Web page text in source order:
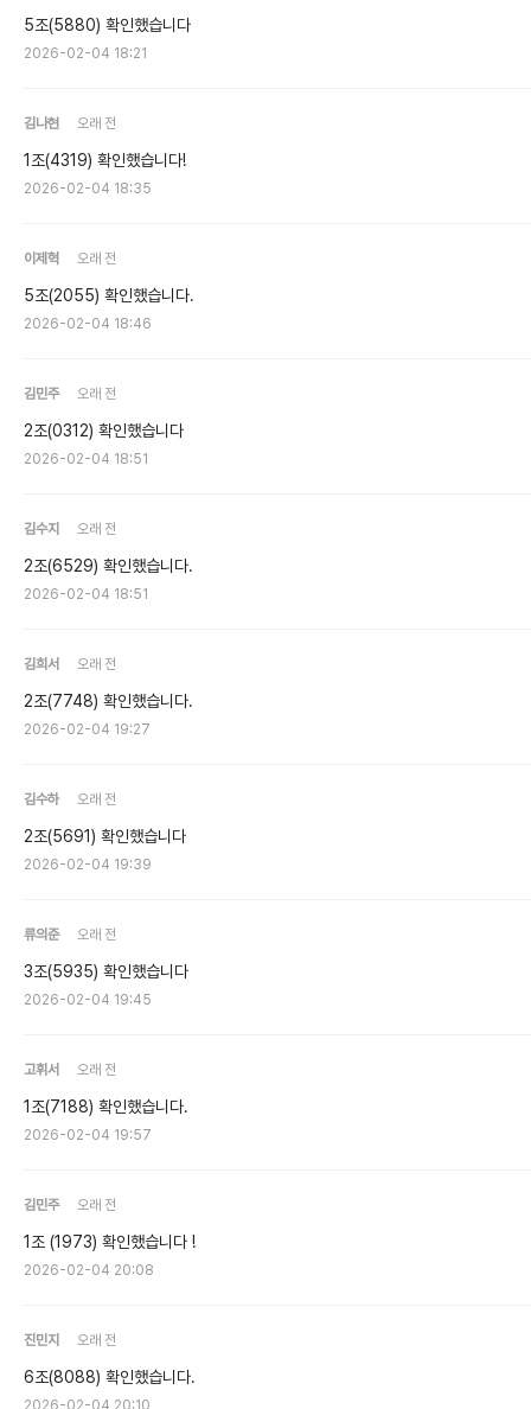
5조(5880) 확인했습니다
2026-02-04 18:21
김나현 오래 전
1조(4319) 확인했습니다!
2026-02-04 18:35
이제혁 오래 전
5조(2055) 확인했습니다.
2026-02-04 18:46
김민주 오래 전
2조(0312) 확인했습니다
2026-02-04 18:51
김수지 오래 전
2조(6529) 확인했습니다.
2026-02-04 18:51
김희서 오래 전
2조(7748) 확인했습니다.
2026-02-04 19:27
김수하 오래 전
2조(5691) 확인했습니다
2026-02-04 19:39
류의준 오래 전
3조(5935) 확인했습니다
2026-02-04 19:45
고휘서 오래 전
1조(7188) 확인했습니다.
2026-02-04 19:57
김민주 오래 전
1조 (1973) 확인했습니다 !
2026-02-04 20:08
진민지 오래 전
6조(8088) 확인했습니다.
2026-02-04 20:10